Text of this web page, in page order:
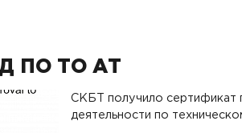
ПО ТО АТ
СКБТ получило
деятельности по